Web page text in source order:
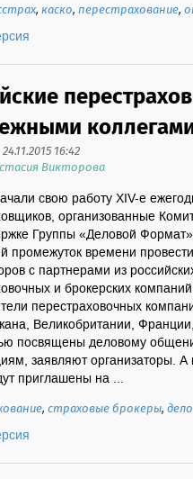
,каско,перестрахование,
16:42
Викторова
свою работу XIV-е
организованные
Группы «Деловой
промежуток времени
с партнерами из
и брокерских
перестраховочных
Великобритании,
посвящены деловому
заявляют организаторы.
приглашены на ...
,страховые брокеры,